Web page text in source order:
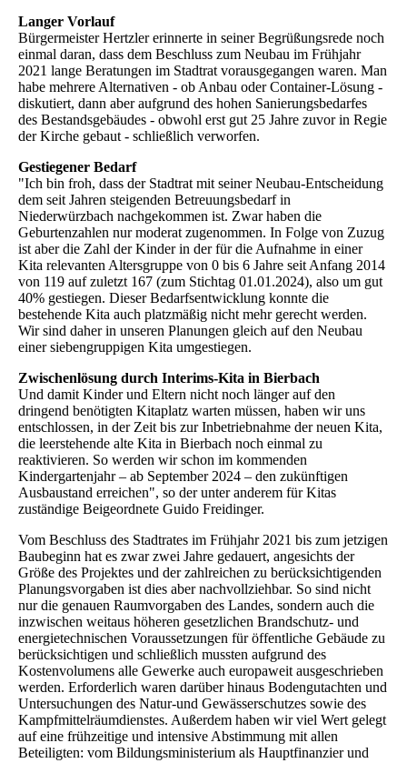
Langer Vorlauf
Bürgermeister Hertzler erinnerte in seiner Begrüßungsrede noch
einmal daran, dass dem Beschluss zum Neubau im Frühjahr
2021 lange Beratungen im Stadtrat vorausgegangen waren. Man
habe mehrere Alternativen - ob Anbau oder Container-Lösung -
diskutiert, dann aber aufgrund des hohen Sanierungsbedarfes
des Bestandsgebäudes - obwohl erst gut 25 Jahre zuvor in Regie
der Kirche gebaut - schließlich verworfen.
Gestiegener Bedarf
"Ich bin froh, dass der Stadtrat mit seiner Neubau-Entscheidung
dem seit Jahren steigenden Betreuungsbedarf in
Niederwürzbach nachgekommen ist. Zwar haben die
Geburtenzahlen nur moderat zugenommen. In Folge von Zuzug
ist aber die Zahl der Kinder in der für die Aufnahme in einer
Kita relevanten Altersgruppe von 0 bis 6 Jahre seit Anfang 2014
von 119 auf zuletzt 167 (zum Stichtag 01.01.2024), also um gut
40% gestiegen. Dieser Bedarfsentwicklung konnte die
bestehende Kita auch platzmäßig nicht mehr gerecht werden.
Wir sind daher in unseren Planungen gleich auf den Neubau
einer siebengruppigen Kita umgestiegen.
Zwischenlösung durch Interims-Kita in Bierbach
Und damit Kinder und Eltern nicht noch länger auf den
dringend benötigten Kitaplatz warten müssen, haben wir uns
entschlossen, in der Zeit bis zur Inbetriebnahme der neuen Kita,
die leerstehende alte Kita in Bierbach noch einmal zu
reaktivieren. So werden wir schon im kommenden
Kindergartenjahr – ab September 2024 – den zukünftigen
Ausbaustand erreichen", so der unter anderem für Kitas
zuständige Beigeordnete Guido Freidinger.
Vom Beschluss des Stadtrates im Frühjahr 2021 bis zum jetzigen
Baubeginn hat es zwar zwei Jahre gedauert, angesichts der
Größe des Projektes und der zahlreichen zu berücksichtigenden
Planungsvorgaben ist dies aber nachvollziehbar. So sind nicht
nur die genauen Raumvorgaben des Landes, sondern auch die
inzwischen weitaus höheren gesetzlichen Brandschutz- und
energietechnischen Voraussetzungen für öffentliche Gebäude zu
berücksichtigen und schließlich mussten aufgrund des
Kostenvolumens alle Gewerke auch europaweit ausgeschrieben
werden. Erforderlich waren darüber hinaus Bodengutachten und
Untersuchungen des Natur-und Gewässerschutzes sowie des
Kampfmittelräumdienstes. Außerdem haben wir viel Wert gelegt
auf eine frühzeitige und intensive Abstimmung mit allen
Beteiligten: vom Bildungsministerium als Hauptfinanzier und